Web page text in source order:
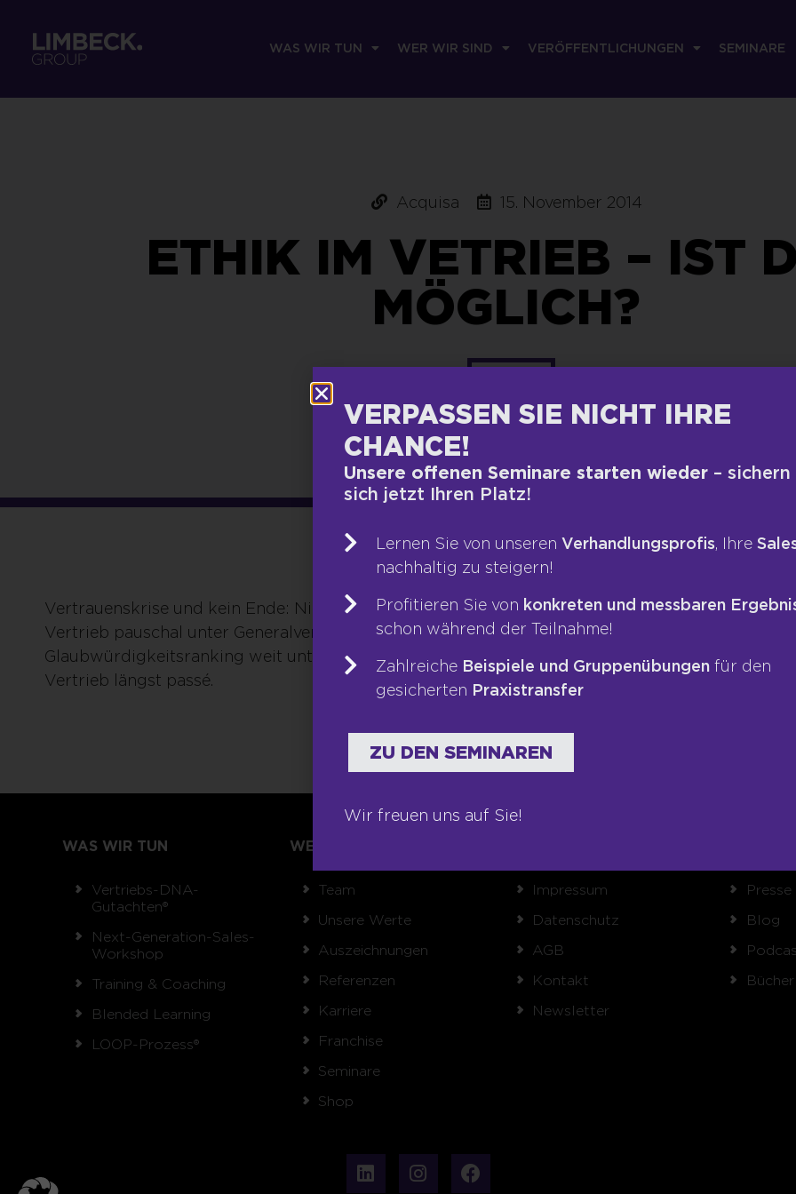
WAS WIR TUN WER WIR SIND VERÖFFENTLICHUNGEN SEMINARE
Acquisa 15. November 2014
ETHIK IM VETRIEB – IST
MÖGLICH?
Vertrauenskrise und kein Ende: Nicht erst seit der Banken- und Finanzkrise steht der
Vertrieb pauschal unter Generalverdacht, Vertriebsmitarbeiter rangieren im deutschen
Glaubwürdigkeitsranking weit unten. Dabei ist das Anhauen-Abzocken-Abhauen im
Vertrieb längst passé.
WAS WIR TUN
Vertriebs-DNA-
Gutachten®
Next-Generation-Sales-
Workshop
Training & Coaching
Blended Learning
LOOP-Prozess®
WER WIR SIND
Team
Unsere Werte
Auszeichnungen
Referenzen
Karriere
Franchise
Seminare
Shop
Impressum
Datenschutz
AGB
Kontakt
Newsletter
Presse
Blog
Bücher
VERPASSEN SIE NICHT IHRE
CHANCE!
Unsere offenen Seminare starten wieder – sichern
sich jetzt Ihren Platz!
Lernen Sie von unserenVerhandlungsprofis, Ihre
nachhaltig zu steigern!
Profitieren Sie von konkreten und messbaren
schon während der Teilnahme!
Zahlreiche Beispiele und Gruppenübungen für den
gesicherten Praxistransfer
ZU DEN SEMINAREN
Wir freuen uns auf Sie!